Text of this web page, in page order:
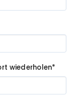
wiederholen*